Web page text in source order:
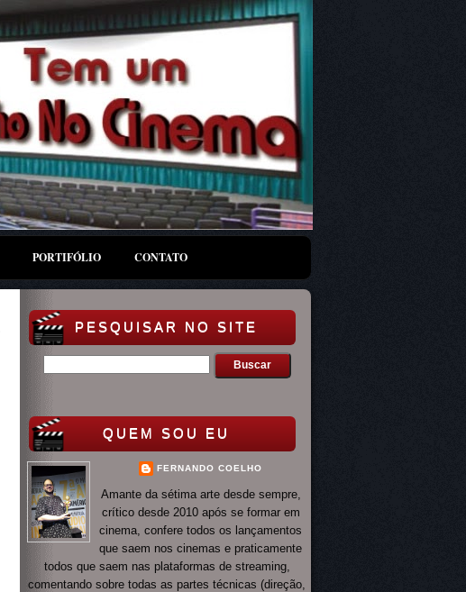
PORTIFÓLIO CONTATO
PESQUISAR NO SITE
QUEM SOU EU
FERNANDO COELHO
Amante da sétima arte desde sempre,
crítico desde 2010 após se formar em
cinema, confere todos os lançamentos
que saem nos cinemas e praticamente
todos que saem nas plataformas de streaming,
comentando sobre todas as partes técnicas (direção,